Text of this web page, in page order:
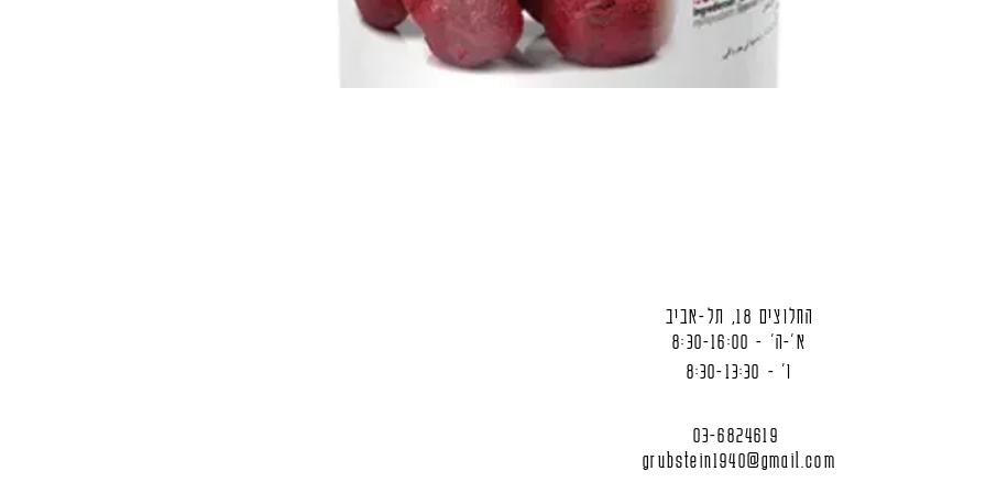
החלוצים 18, תל-אביב
א'-ה' - 8:30-16:00
ו' - 8:30-13:30
03-6824619
grubstein1940@gmail.com